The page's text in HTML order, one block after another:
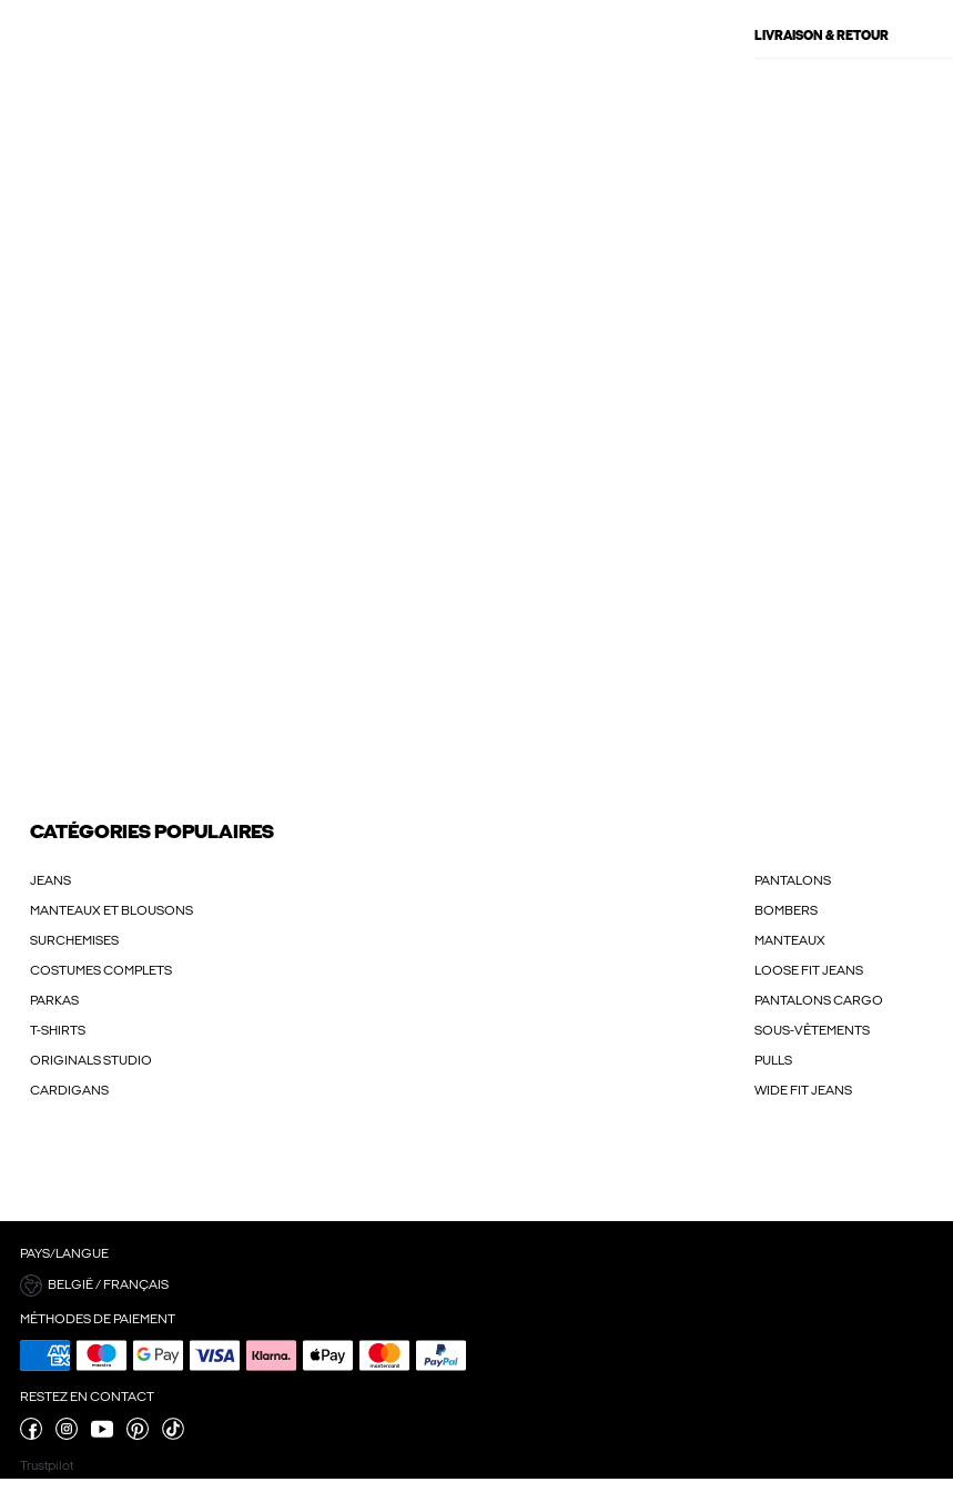
LIVRAISON & RETOUR
CATÉGORIES POPULAIRES
JEANS PANTALONS
MANTEAUX ET BLOUSONS BOMBERS
SURCHEMISES MANTEAUX
COSTUMES COMPLETS LOOSE FIT JEANS
PARKAS PANTALONS CARGO
T-SHIRTS SOUS-VÊTEMENTS
ORIGINALS STUDIO PULLS
CARDIGANS WIDE FIT JEANS
PAYS/LANGUE
BELGIË / FRANÇAIS
MÉTHODES DE PAIEMENT
RESTEZ EN CONTACT
Trustpilot